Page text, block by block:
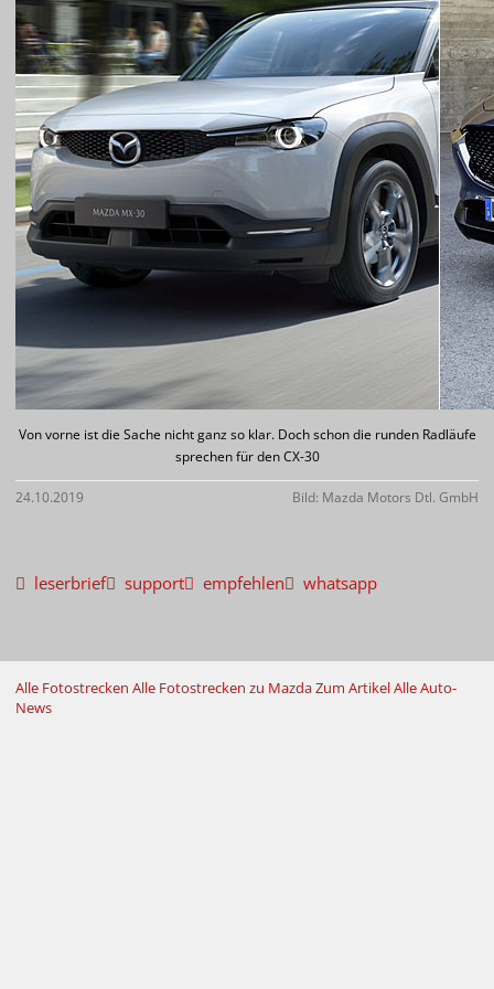
Von vorne ist die Sache nicht ganz so klar. Doch schon die runden Radläufe
sprechen für den CX-30
24.10.2019 Bild: Mazda Motors Dtl. GmbH
leserbrief support empfehlen whatsapp
Alle Fotostrecken Alle Fotostrecken zu MazdaZum ArtikelAlle Auto-
News